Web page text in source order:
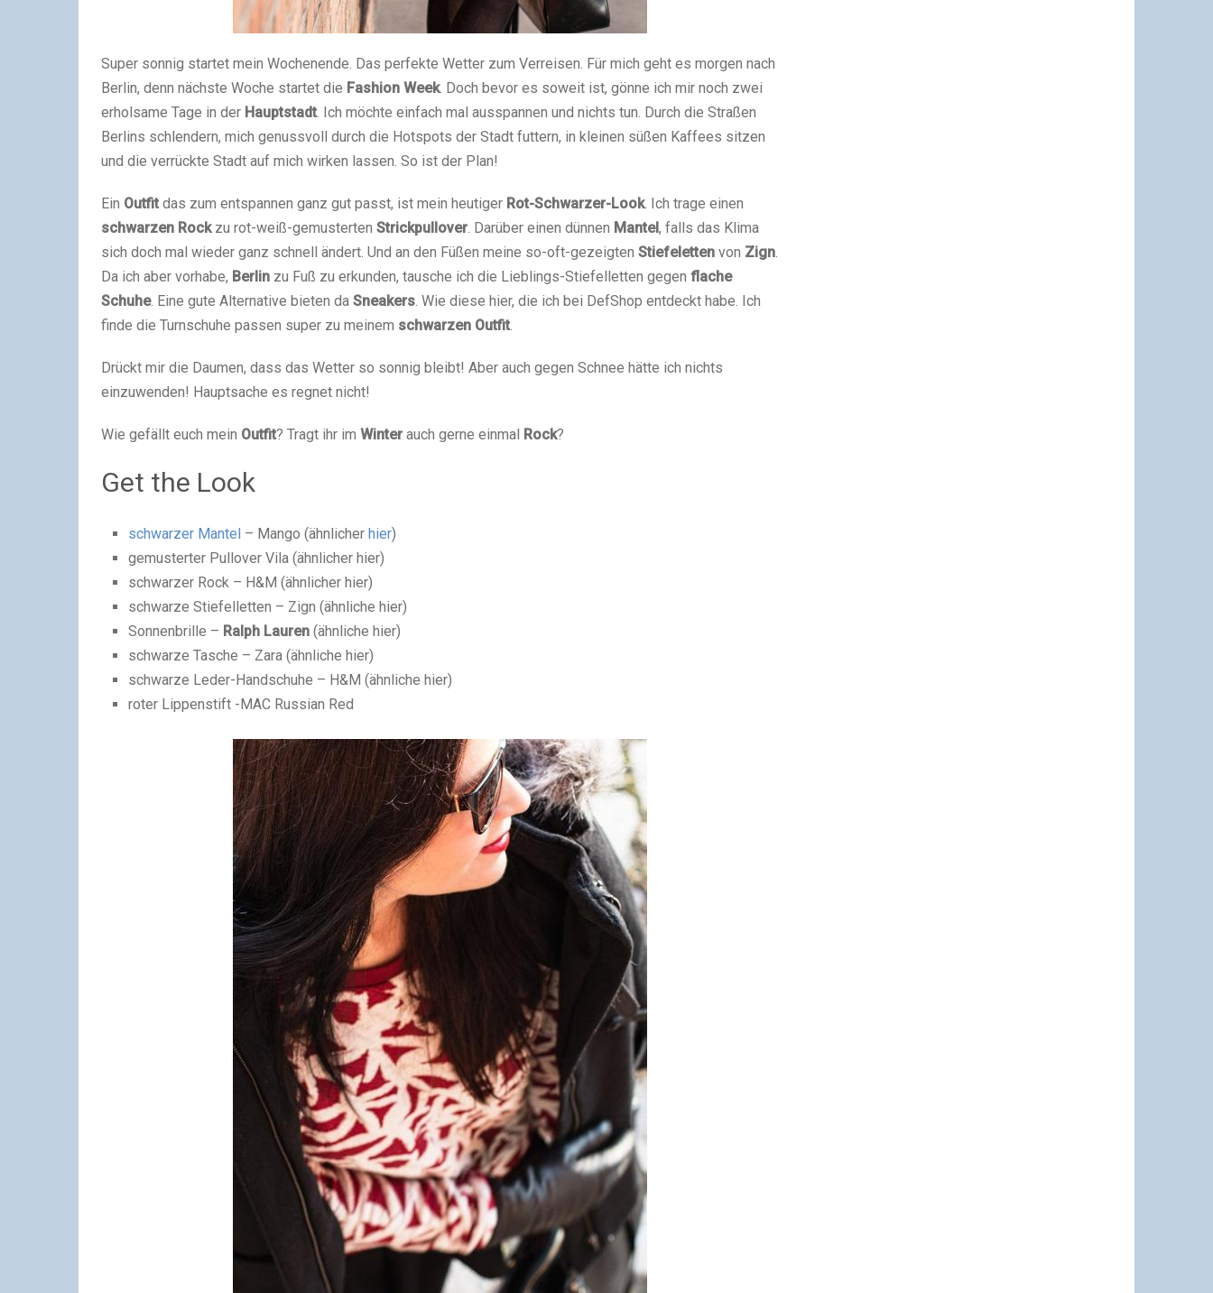
Super sonnig startet mein Wochenende. Das perfekte Wetter zum Verreisen. Für mich geht es morgen nach
Berlin, denn nächste Woche startet die Fashion Week. Doch bevor es soweit ist, gönne ich mir noch zwei
erholsame Tage in der Hauptstadt. Ich möchte einfach mal ausspannen und nichts tun. Durch die Straßen
Berlins schlendern, mich genussvoll durch die Hotspots der Stadt futtern, in kleinen süßen Kaffees sitzen
und die verrückte Stadt auf mich wirken lassen. So ist der Plan!
Ein Outfit das zum entspannen ganz gut passt, ist mein heutiger Rot-Schwarzer-Look. Ich trage einen
schwarzen Rockzu rot-weiß-gemusterten Strickpullover. Darüber einen dünnen Mantel, falls das Klima
sich doch mal wieder ganz schnell ändert. Und an den Füßen meine so-oft-gezeigten Stiefeletten von Zign.
Da ich aber vorhabe, Berlin zu Fuß zu erkunden, tausche ich die Lieblings-Stiefelletten gegen flache
Schuhe. Eine gute Alternative bieten da Sneakers. Wie diese hier, die ich bei DefShop entdeckt habe. Ich
finde die Turnschuhe passen super zu meinem schwarzen Outfit.
Drückt mir die Daumen, dass das Wetter so sonnig bleibt! Aber auch gegen Schnee hätte ich nichts
einzuwenden! Hauptsache es regnet nicht!
Wie gefällt euch mein Outfit? Tragt ihr im Winter auch gerne einmal Rock?
Get the Look
schwarzer Mantel – Mango (ähnlicherhier)
gemusterter Pullover Vila (ähnlicher hier)
schwarzer Rock – H&M (ähnlicher hier)
schwarze Stiefelletten – Zign (ähnliche hier)
Sonnenbrille – Ralph Lauren (ähnliche hier)
schwarze Tasche – Zara (ähnliche hier)
schwarze Leder-Handschuhe – H&M (ähnliche hier)
roter Lippenstift -MAC Russian Red